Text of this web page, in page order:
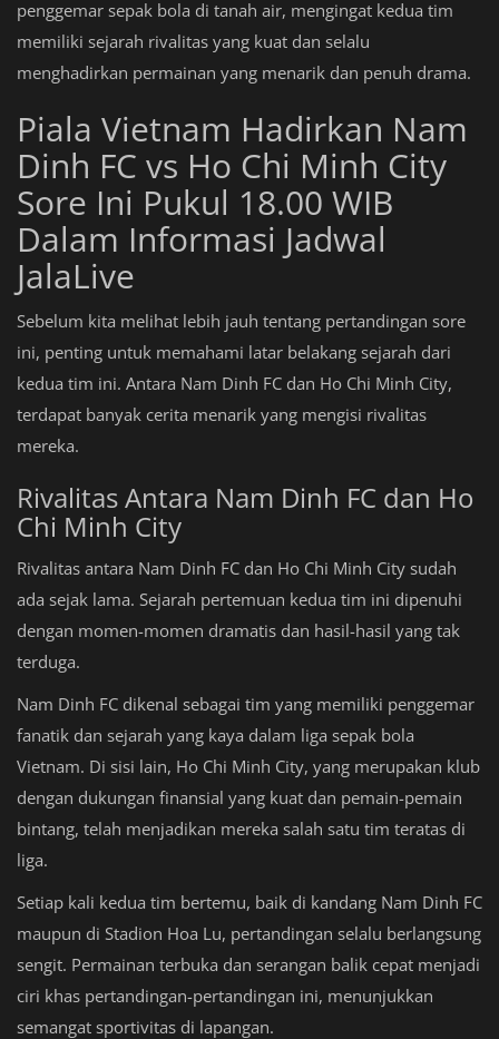
penggemar sepak bola di tanah air, mengingat kedua tim
memiliki sejarah rivalitas yang kuat dan selalu
menghadirkan permainan yang menarik dan penuh drama.
Piala Vietnam Hadirkan Nam
Dinh FC vs Ho Chi Minh City
Sore Ini Pukul 18.00 WIB
Dalam Informasi Jadwal
JalaLive
Sebelum kita melihat lebih jauh tentang pertandingan sore
ini, penting untuk memahami latar belakang sejarah dari
kedua tim ini. Antara Nam Dinh FC dan Ho Chi Minh City,
terdapat banyak cerita menarik yang mengisi rivalitas
mereka.
Rivalitas Antara Nam Dinh FC dan Ho
Chi Minh City
Rivalitas antara Nam Dinh FC dan Ho Chi Minh City sudah
ada sejak lama. Sejarah pertemuan kedua tim ini dipenuhi
dengan momen-momen dramatis dan hasil-hasil yang tak
terduga.
Nam Dinh FC dikenal sebagai tim yang memiliki penggemar
fanatik dan sejarah yang kaya dalam liga sepak bola
Vietnam. Di sisi lain, Ho Chi Minh City, yang merupakan klub
dengan dukungan finansial yang kuat dan pemain-pemain
bintang, telah menjadikan mereka salah satu tim teratas di
liga.
Setiap kali kedua tim bertemu, baik di kandang Nam Dinh FC
maupun di Stadion Hoa Lu, pertandingan selalu berlangsung
sengit. Permainan terbuka dan serangan balik cepat menjadi
ciri khas pertandingan-pertandingan ini, menunjukkan
semangat sportivitas di lapangan.